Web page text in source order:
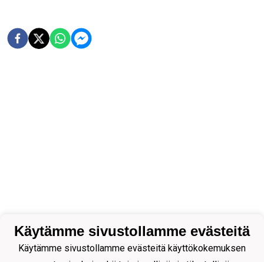
Käytämme sivustollamme evästeitä
Käytämme sivustollamme evästeitä käyttökokemuksen